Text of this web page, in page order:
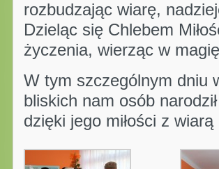
rozbudzając wiarę,
Dzieląc się Chlebem
życzenia, wierząc w
W tym szczególnym dniu
bliskich nam osób
dzięki jego miłości z